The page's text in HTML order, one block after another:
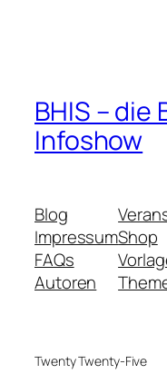
BHIS – die
Infoshow
Blog
Impressum
FAQs
Autoren
Shop
Twenty Twenty-Five